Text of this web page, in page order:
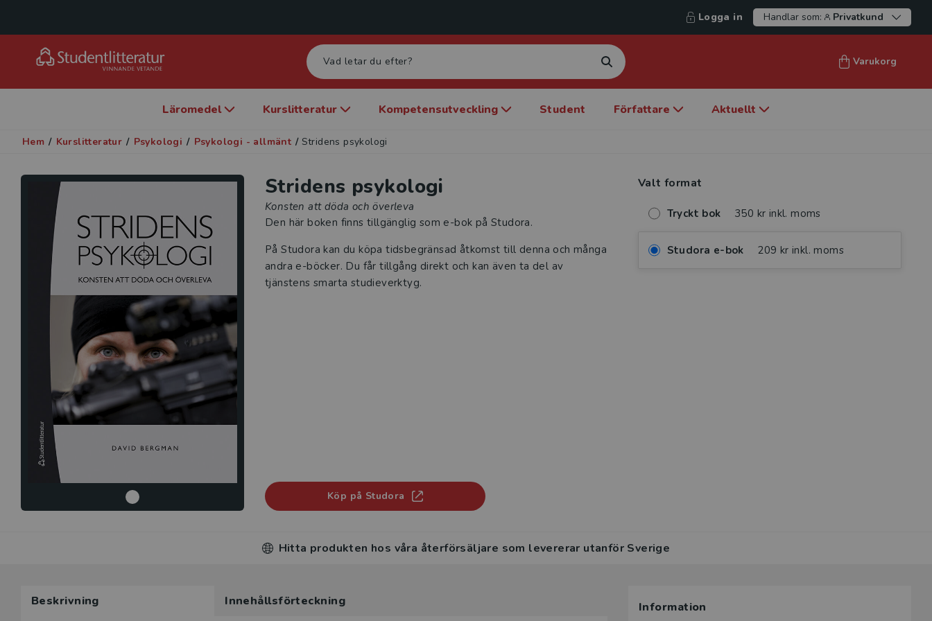
Logga in Handlar som: Privatkund
Varukorg
Läromedel Kurslitteratur Kompetensutveckling Student Författare Aktuellt
Hem / Kurslitteratur / Psykologi / Psykologi - allmänt / Stridens psykologi
Stridens psykologi
Konsten att döda och överleva
Den här boken finns tillgänglig som e-bok på Studora.
På Studora kan du köpa tidsbegränsad åtkomst till denna och många
andra e-böcker. Du får tillgång direkt och kan även ta del av
tjänstens smarta studieverktyg.
Köp på Studora
Valt format
Tryckt bok 350 kr inkl. moms
Studora e-bok 209 kr inkl. moms
Hitta produkten hos våra återförsäljare som levererar utanför Sverige
Beskrivning Innehållsförteckning Information